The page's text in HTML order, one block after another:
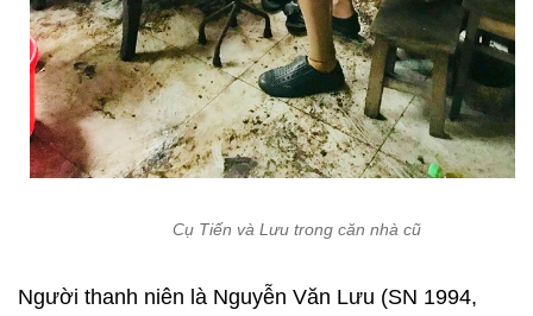
Cụ Tiến và Lưu trong căn nhà cũ
Người thanh niên là Nguyễn Văn Lưu (SN 1994,